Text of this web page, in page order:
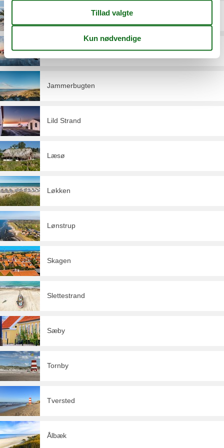
Hals
Jammerbugten
Lild Strand
Læsø
Løkken
Lønstrup
Skagen
Slettestrand
Sæby
Tornby
Tversted
Ålbæk